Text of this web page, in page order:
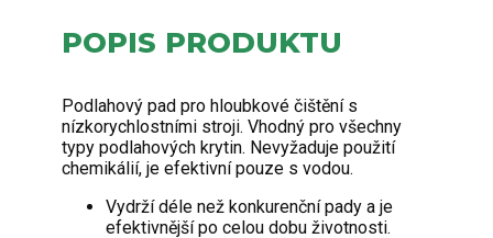
POPIS PRODUKTU
Podlahový pad pro hloubkové čištění s
nízkorychlostními stroji. Vhodný pro všechny
typy podlahových krytin. Nevyžaduje použití
chemikálií, je efektivní pouze s vodou.
Vydrží déle než konkurenční pady a je
efektivnější po celou dobu životnosti.